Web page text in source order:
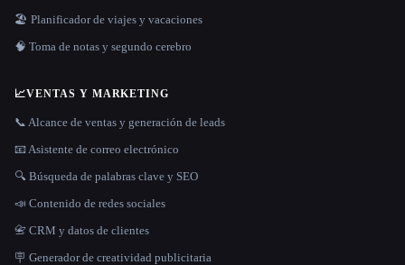
🏖 Planificador de viajes y vacaciones
🧠 Toma de notas y segundo cerebro
📈VENTAS Y MARKETING
📞 Alcance de ventas y generación de leads
📧 Asistente de correo electrónico
🔍 Búsqueda de palabras clave y SEO
📣 Contenido de redes sociales
📇 CRM y datos de clientes
🪧 Generador de creatividad publicitaria